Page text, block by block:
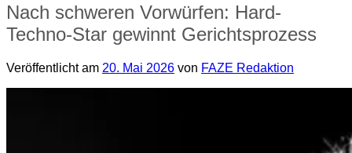
Nach schweren Vorwürfen: Hard-
Techno-Star gewinnt Gerichtsprozess
Veröffentlicht am 20. Mai 2026 von FAZE Redaktion